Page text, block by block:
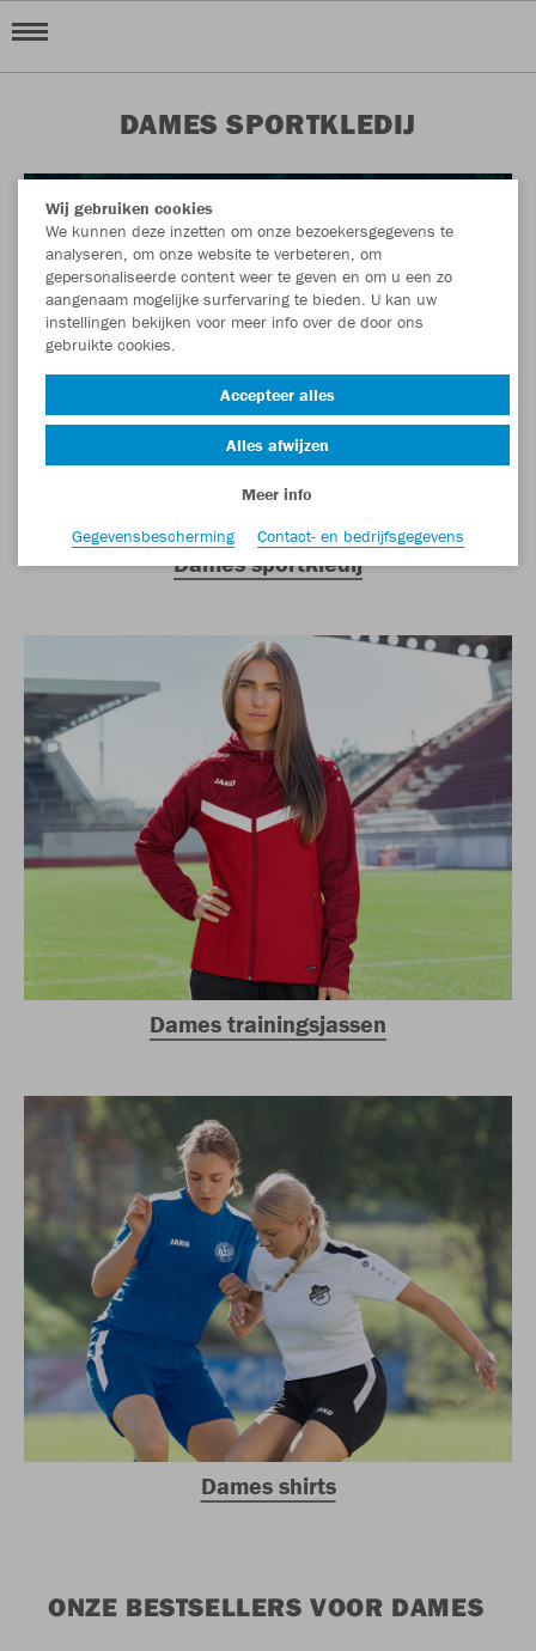
DAMES SPORTKLEDIJ
Dames sportkledij
Dames trainingsjassen
Dames shirts
ONZE BESTSELLERS VOOR DAMES
Wij gebruiken cookies
We kunnen deze inzetten om onze bezoekersgegevens te
analyseren, om onze website te verbeteren, om
gepersonaliseerde content weer te geven en om u een zo
aangenaam mogelijke surfervaring te bieden. U kan uw
instellingen bekijken voor meer info over de door ons
gebruikte cookies.
Accepteer alles
Alles afwijzen
Meer info
Gegevensbescherming
Contact- en bedrijfsgegevens